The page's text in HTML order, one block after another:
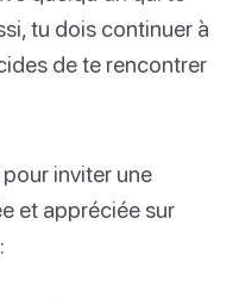
tu dois continuer à
de te rencontrer
inviter une
et appréciée sur